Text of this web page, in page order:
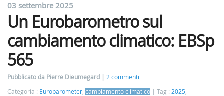
03 settembre 2025
Un Eurobarometro sul
cambiamento climatico: EBSp
565
Pubblicato da Pierre Dieumegard
2 commenti
Categoria : Eurobarometer, cambiamento climatico Tag : 2025,